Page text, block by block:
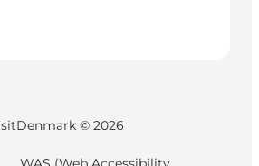
© 2026